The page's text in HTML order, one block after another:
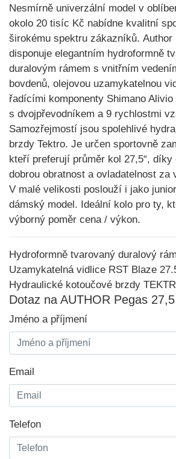
Nesmírně univerzální model v
okolo 20 tisíc Kč nabídne kvalitní
širokému spektru zákazníků. Author
disponuje elegantním hydroformně
duralovým rámem s vnitřním
bovdenů, olejovou uzamykatelnou
řadícími komponenty Shimano Alivio
s dvojpřevodníkem a 9 rychlostmi
Samozřejmostí jsou spolehlivé
brzdy Tektro. Je určen sportovně
kteří preferují průměr kol 27,5“, díky
dobrou obratnost a ovladatelnost za
V malé velikosti poslouží i jako
dámský model. Ideální kolo pro ty,
výborný poměr cena / výkon.
Hydroformně tvarovaný duralový rám
Uzamykatelná vidlice RST Blaze
Hydraulické kotoučové brzdy
Dotaz na AUTHOR Pegas
Jméno a příjmení
Email
Telefon